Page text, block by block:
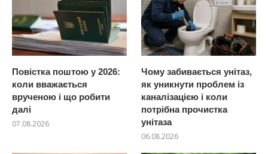
Повістка поштою у 2026:
коли вважається
врученою і що робити
далі
07.08.2026
Чому забивається унітаз,
як уникнути проблем із
каналізацією і коли
потрібна прочистка
унітаза
06.08.2026